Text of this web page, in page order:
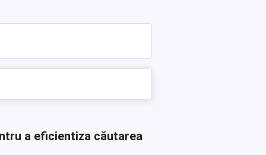
a eficientiza căutarea